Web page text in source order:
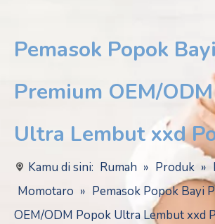
Pemasok Popok Bayi
Premium OEM/
Ultra Lembut xxd
Kamu di sini: Rumah » Produk »
Momotaro » Pemasok Popok Bayi
OEM/ODM Popok Ultra Lembut xxd